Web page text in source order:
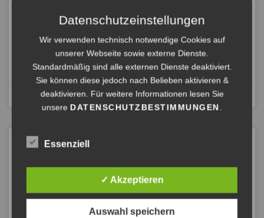
nachhaltig sichern können. Wissenschaftlich fundiert und
Januar 24, 2026
DIE PRAGMATISCHE
ERFOLG STELLEN!
Bereit, die Weichen zu stellen?
Erfahren Sie die 4 Worte, die alles verändern. Lernen Sie
Datenschutzeinstellungen
Wir verwenden technisch notwendige Cookies auf
unserer Webseite sowie externe Dienste.
Standardmäßig sind alle externen Dienste deaktiviert.
Sie können diese jedoch nach Belieben aktivieren &
deaktivieren. Für weitere Informationen lesen Sie
unsereDATENSCHUTZBESTIMMUNGEN.
Essenziell
✓ Akzeptieren
Auswahl speichern